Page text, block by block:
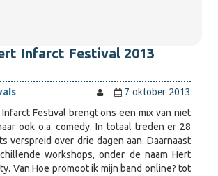
Infarct Festival 2013
7 oktober 2013
Festival brengt ons een mix van niet
ook o.a. comedy. In totaal treden er 28
verspreid over drie dagen aan. Daarnaast
workshops, onder de naam Hert
Van Hoe promoot ik mijn band online? tot